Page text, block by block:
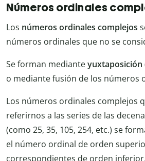
Números ordinales
Los números ordinales complejos
números ordinales que no se
Se forman medianteyuxtaposición
o mediante fusión de los números
Los números ordinales complejos
referirnos a las series de las
(como 25, 35, 105, 254, etc.) se
el número ordinal de orden
correspondientes de orden inferior.